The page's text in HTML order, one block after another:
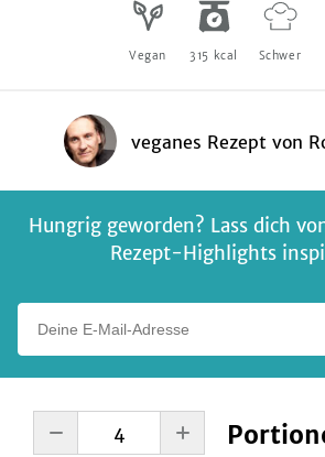
Vegan 315 kcal Schwer
veganes Rezept von
Hungrig geworden? Lass dich
Rezept-Highlights